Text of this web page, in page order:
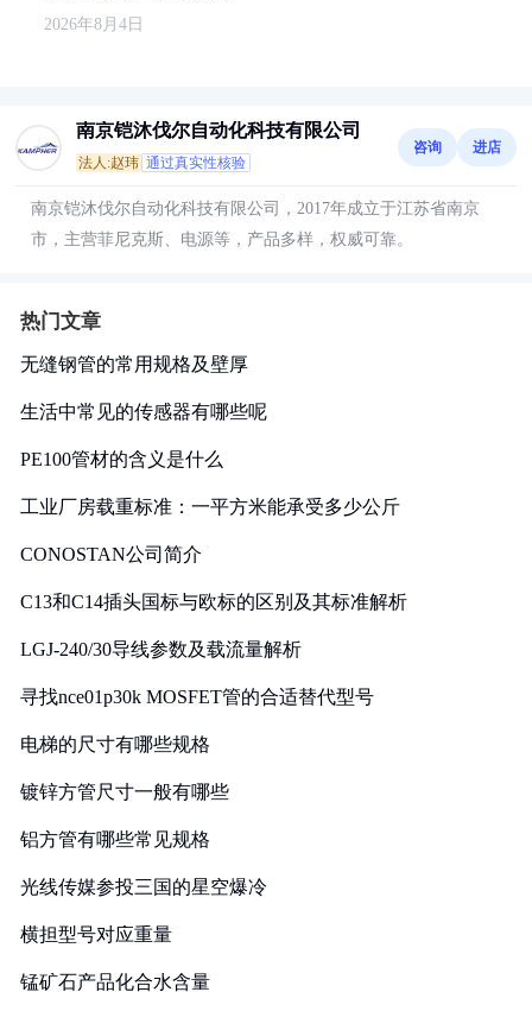
2026年8月4日
南京铠沐伐尔自动化科技有限公司
法人:赵玮 通过真实性核验
咨询 进店
南京铠沐伐尔自动化科技有限公司，2017年成立于江苏省南京
市，主营菲尼克斯、电源等，产品多样，权威可靠。
热门文章
无缝钢管的常用规格及壁厚
生活中常见的传感器有哪些呢
PE100管材的含义是什么
工业厂房载重标准：一平方米能承受多少公斤
CONOSTAN公司简介
C13和C14插头国标与欧标的区别及其标准解析
LGJ-240/30导线参数及载流量解析
寻找nce01p30k MOSFET管的合适替代型号
电梯的尺寸有哪些规格
镀锌方管尺寸一般有哪些
铝方管有哪些常见规格
光线传媒参投三国的星空爆冷
横担型号对应重量
锰矿石产品化合水含量